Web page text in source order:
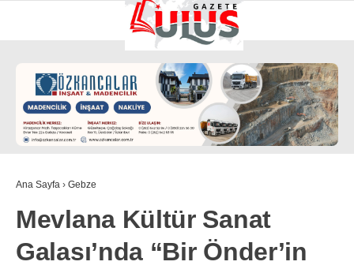
Ana Sayfa › Gebze
Mevlana Kültür Sanat
Galası’nda “Bir Önder’in